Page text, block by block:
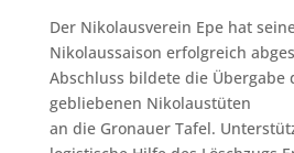
Der Nikolausverein Epe hat
Nikolaussaison erfolgreich
Abschluss bildete die Übergabe
gebliebenen Nikolaustüten
an die Gronauer Tafel.